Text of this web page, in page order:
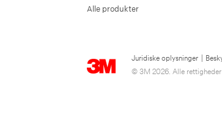
Alle produkter
Juridiske oplysninger
© 3M 2026. Alle rettigheder